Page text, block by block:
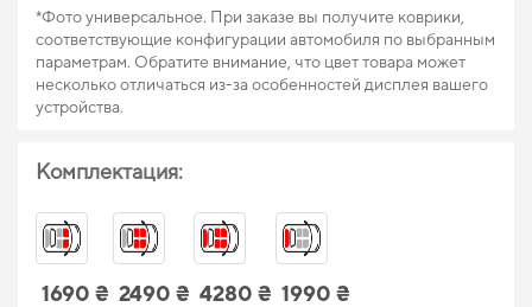
*Фото универсальное. При заказе вы получите коврики,
соответствующие конфигурации автомобиля по выбранным
параметрам. Обратите внимание, что цвет товара может
несколько отличаться из-за особенностей дисплея вашего
устройства.
Комплектация:
1690 ₴ 2490 ₴ 4280 ₴ 1990 ₴